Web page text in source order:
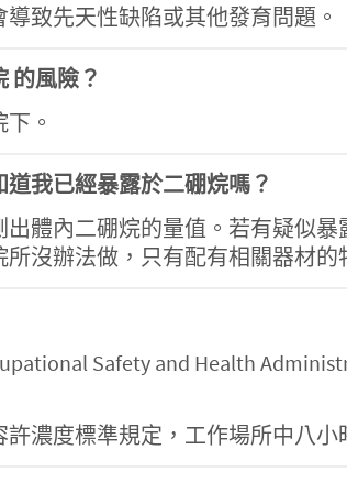
致先天性缺陷或其他發育問題。
的風險？
。
我已經暴露於二硼烷嗎？
體內二硼烷的量值。若有疑似
沒辦法做，只有配有相關器材的
Safety and Health
濃度標準規定，工作場所中八小